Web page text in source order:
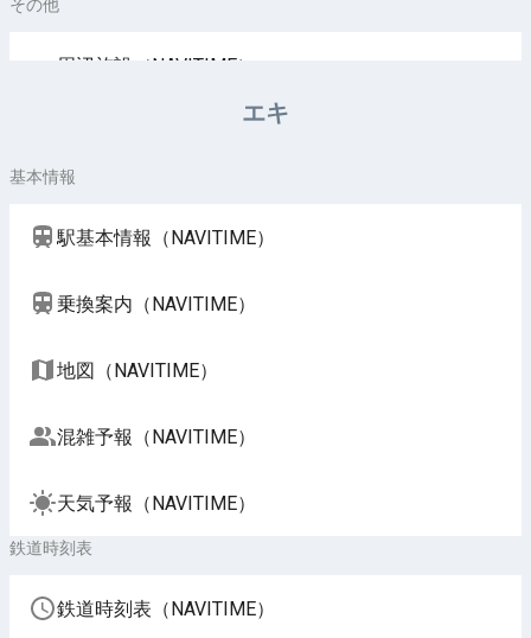
その他
周辺施設（NAVITIME）
エキ
基本情報
駅基本情報（NAVITIME）
乗換案内（NAVITIME）
地図（NAVITIME）
混雑予報（NAVITIME）
天気予報（NAVITIME）
鉄道時刻表
鉄道時刻表（NAVITIME）